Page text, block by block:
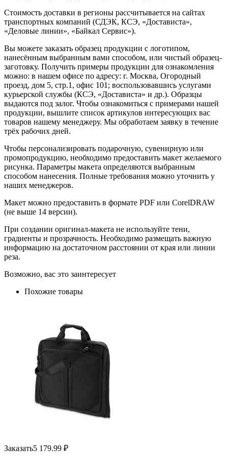
Стоимость доставки в регионы рассчитывается на сайтах
транспортных компаний (СДЭК, КСЭ, «Достависта»,
«Деловые линии», «Байкал Сервис»).
Вы можете заказать образец продукции с логотипом,
нанесённым выбранным вами способом, или чистый образец-
заготовку. Получить примеры продукции для ознакомления
можно: в нашем офисе по адресу: г. Москва, Огородный
проезд, дом 5, стр.1, офис 101; воспользовавшись услугами
курьерской службы (КСЭ, «Достависта» и др.). Образцы
выдаются под залог. Чтобы ознакомиться с примерами нашей
продукции, вышлите список артикулов интересующих вас
товаров нашему менеджеру. Мы обработаем заявку в течение
трёх рабочих дней.
Чтобы персонализировать подарочную, сувенирную или
промопродукцию, необходимо предоставить макет желаемого
рисунка. Параметры макета определяются выбранным
способом нанесения. Полные требования можно уточнить у
наших менеджеров.
Макет можно предоставить в формате PDF или CorelDRAW
(не выше 14 версии).
При создании оригинал-макета не используйте тени,
градиенты и прозрачность. Необходимо размещать важную
информацию на достаточном расстоянии от края или линии
реза.
Возможно, вас это заинтересует
Похожие товары
Заказать5 179.99 ₽